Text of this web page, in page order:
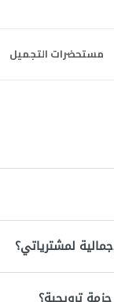
مستحضرات التجميل
لمشترياتي؟